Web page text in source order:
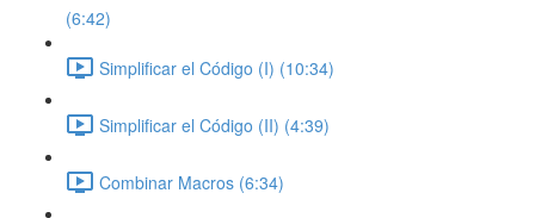
(6:42)
Simplificar el Código (I) (10:34)
Simplificar el Código (II) (4:39)
Combinar Macros (6:34)